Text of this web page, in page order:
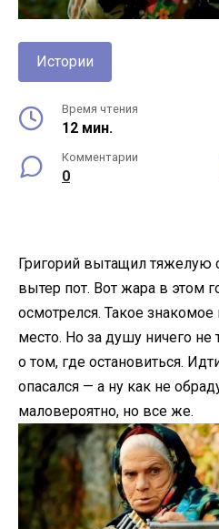
Истории
Время чтения
12 мин.
Комментарии
0
Григорий вытащил тяжелую
вытер пот. Вот жара в этом
осмотрелся. Такое
место. Но за душу ничего не
о том, где остановиться.
опасался — а ну как не
маловероятно, но все же.